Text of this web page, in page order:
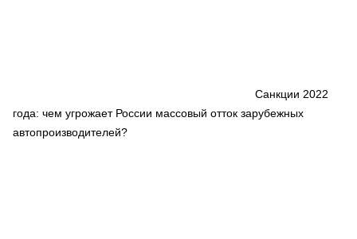
СПЕЦПРОЕКТЫ
МЕРОПРИЯТИЯ
Санкции 2022
года: чем угрожает России массовый отток зарубежных
автопроизводителей?